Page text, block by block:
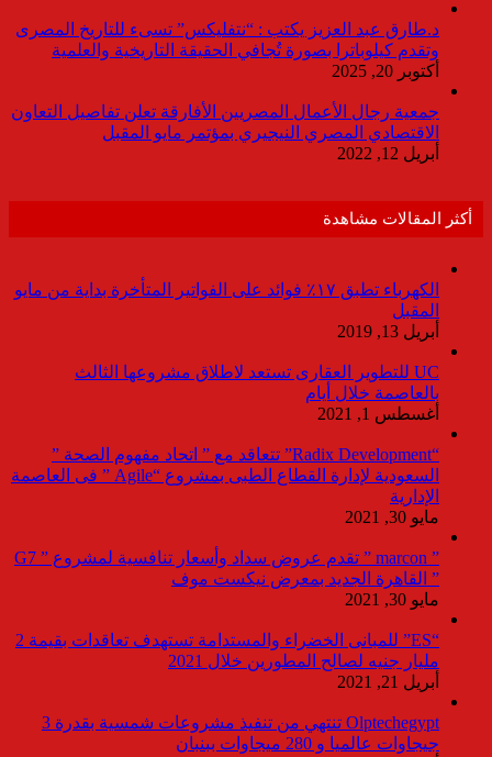
د.طارق عبد العزيز يكتب : “نتفليكس” تسىء للتاريخ المصرى
وتقدم كيلوباترا بصورة تُجافي الحقيقة التاريخية والعلمية
أكتوبر 20, 2025
جمعية رجال الأعمال المصريين الأفارقة تعلن تفاصيل التعاون
الاقتصادي المصري النيجيري بمؤتمر مايو المقبل
أبريل 12, 2022
أكثر المقالات مشاهدة
الكهرباء تطبق ١٧٪ فوائد على الفواتير المتأخرة بداية من مايو
المقبل
أبريل 13, 2019
UC للتطوير العقارى تستعد لاطلاق مشروعها الثالث
بالعاصمة خلال أيام
أغسطس 1, 2021
“Radix Development” تتعاقد مع ” اتحاد مفهوم الصحة ”
السعودية لإدارة القطاع الطبى بمشروع “Agile ” فى العاصمة
الإدارية
مايو 30, 2021
” marcon ” تقدم عروض سداد وأسعار تنافسية لمشروع ” G7
” القاهرة الجديد بمعرض نيكست موف
مايو 30, 2021
“ES” للمبانى الخضراء والمستدامة تستهدف تعاقدات بقيمة 2
مليار جنيه لصالح المطورين خلال 2021
أبريل 21, 2021
Olptechegypt تنتهي من تنفيذ مشروعات شمسية بقدرة 3
جيجاوات عالميا و 280 ميجاوات ببنبان